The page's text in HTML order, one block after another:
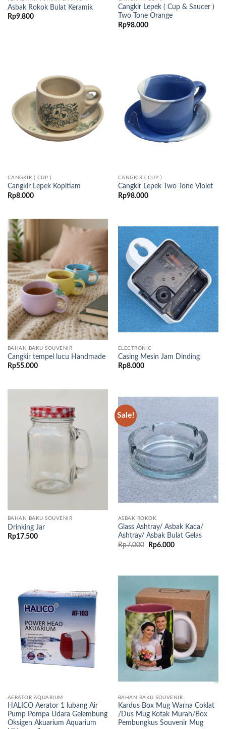
Asbak Rokok Bulat Keramik
Rp9.800
Cangkir Lepek ( Cup & Saucer )
Two Tone Orange
Rp98.000
CANGKIR ( CUP )
Cangkir Lepek Kopitiam
Rp8.000
CANGKIR ( CUP )
Cangkir Lepek Two Tone Violet
Rp98.000
BAHAN BAKU SOUVENIR
Cangkir tempel lucu Handmade
Rp55.000
ELECTRONIC
Casing Mesin Jam Dinding
Rp8.000
BAHAN BAKU SOUVENIR
Drinking Jar
Rp17.500
Sale!
ASBAK ROKOK
Glass Ashtray/ Asbak Kaca/
Ashtray/ Asbak Bulat Gelas
Rp7.000
Original
price
Rp6.000Current
AERATOR AQUARIUM
HALICO Aerator 1 lubang Air
Pump Pompa Udara Gelembung
Oksigen Akuarium Aquarium
BAHAN BAKU SOUVENIR
Kardus Box Mug Warna Coklat
/Dus Mug Kotak Murah/Box
Pembungkus Souvenir Mug